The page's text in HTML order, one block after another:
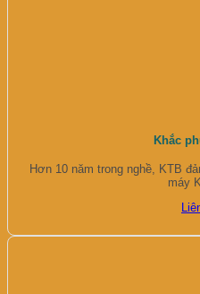
Khắc
Hơn 10 năm trong nghề, KTB
máy